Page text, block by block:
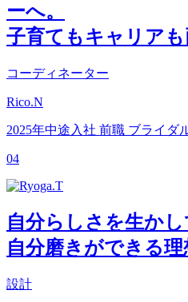
ーへ。
子育てもキャリア
コーディネーター
Rico.N
2025年中途入社 前職 ブライダ
04
自分らしさを生かし
自分磨きができる
設計